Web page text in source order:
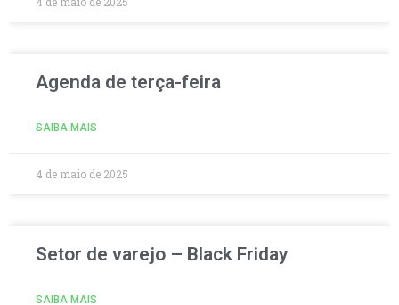
Agenda de terça-feira
SAIBA MAIS
4 de maio de 2025
Setor de varejo – Black Friday
SAIBA MAIS